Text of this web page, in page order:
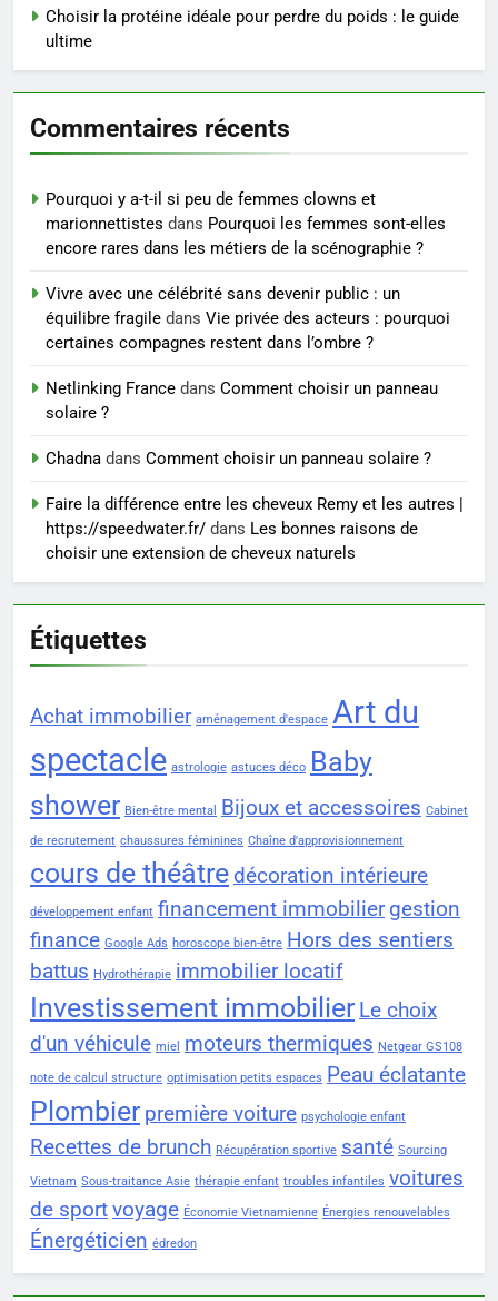
Les secrets révélés pour une
Ordinary
SANTÉ
6
Prévenir les chutes chez les
seniors: aménagement et
exercices
BIEN ÊTRE
Voyance à La Rochelle : où
trouver un accompagnement
Sclérose en plaques et
femmes enceintes doivent
connaître
SANTÉ
Choisir la protéine idéale pour perdre du poids : le guide
ultime
Commentaires récents
Pourquoi y a-t-il si peu de femmes clowns et
marionnettistes dans Pourquoi les femmes sont-elles
encore rares dans les métiers de la scénographie ?
Vivre avec une célébrité sans devenir public : un
équilibre fragile dans Vie privée des acteurs : pourquoi
certaines compagnes restent dans l’ombre ?
Netlinking France dans Comment choisir un panneau
solaire ?
Chadna dans Comment choisir un panneau solaire ?
Faire la différence entre les cheveux Remy et les autres |
https://speedwater.fr/ dans Les bonnes raisons de
choisir une extension de cheveux naturels
Étiquettes
Achat immobilier aménagement d'espace Art du
spectacle astrologie astuces déco Baby
shower Bien-être mental Bijoux et accessoires Cabinet
de recrutement chaussures féminines Chaîne d'approvisionnement
cours de théâtre décoration intérieure
développement enfant financement immobilier gestion
finance Google Ads horoscope bien-être Hors des sentiers
battus Hydrothérapie immobilier locatif
Investissement immobilier Le choix
d'un véhicule miel moteurs thermiques Netgear GS108
note de calcul structure optimisation petits espaces Peau éclatante
Plombier première voiture psychologie enfant
Recettes de brunch Récupération sportive santé Sourcing
Vietnam Sous-traitance Asie thérapie enfant troubles infantiles voitures
de sportvoyage Économie Vietnamienne Énergies renouvelables
Énergéticien édredon